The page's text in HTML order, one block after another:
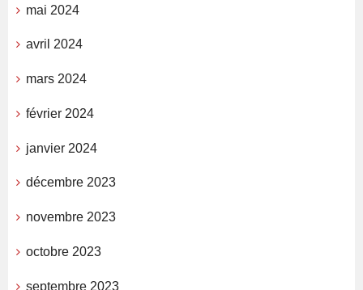
mai 2024
avril 2024
mars 2024
février 2024
janvier 2024
décembre 2023
novembre 2023
octobre 2023
septembre 2023